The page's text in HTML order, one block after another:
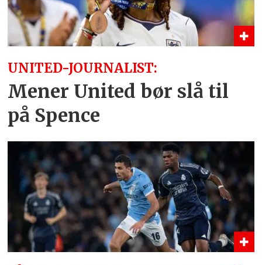
UNITED-JOURNALIST:
Mener United bør slå til
på Spence